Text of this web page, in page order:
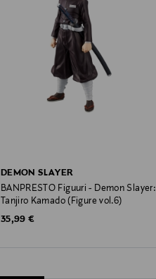
DEMON SLAYER
BANPRESTO Figuuri - Demon Slayer:
Tanjiro Kamado (Figure vol.6)
Original Price
35,99 €